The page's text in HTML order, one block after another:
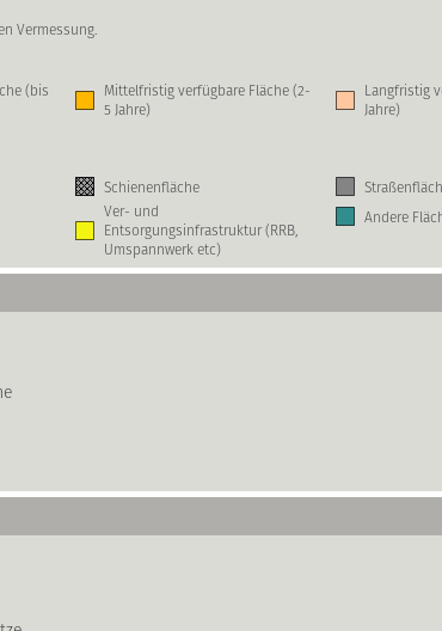
Vermessung.
(bis
Mittelfristig verfügbare Fläche (2-
5 Jahre)
Langfristig
Jahre)
Schienenfläche
Ver- und
Entsorgungsinfrastruktur (RRB,
Umspannwerk etc)
Andere